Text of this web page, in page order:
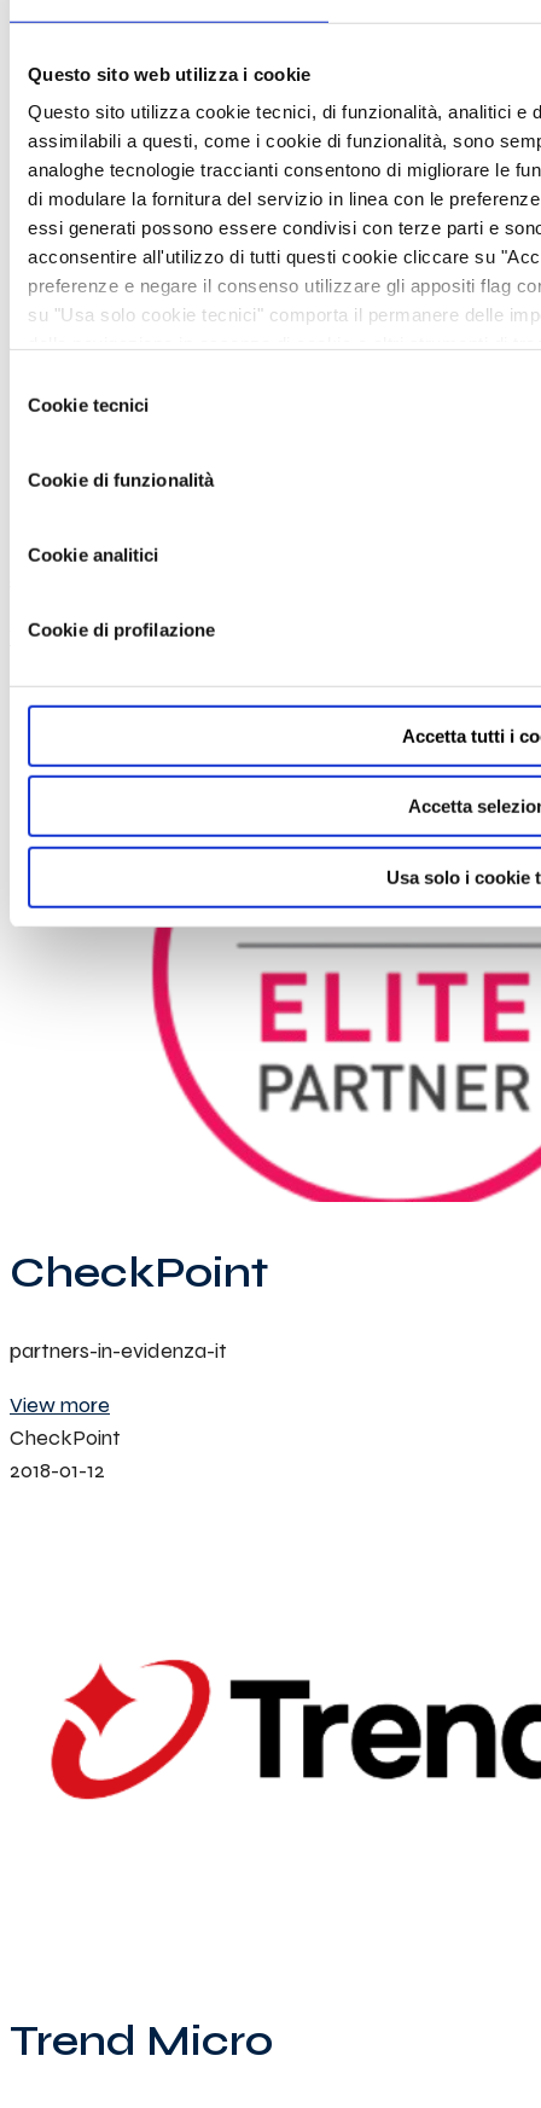
Questo sito web utilizza i cookie
Questo sito utilizza cookie tecnici, di funzionalità, analitici e
assimilabili a questi, come i cookie di funzionalità, sono
analoghe tecnologie traccianti consentono di migliorare le
di modulare la fornitura del servizio in linea con le
essi generati possono essere condivisi con terze parti e
acconsentire all'utilizzo di tutti questi cookie cliccare su
preferenze e negare il consenso utilizzare gli appositi flag
su "Usa solo cookie tecnici" comporta il permanere delle
https://vem.com/privacy/
delCookie tecnici
Cookie di funzionalità
Cookie analitici
Cookie di profilazione
Accetta tutti i
Accetta
Usa solo i cookie
Microsoft
View more
2018-01-12
CheckPoint
partners-in-evidenza-it
View more
CheckPoint
2018-01-12
Trend Micro